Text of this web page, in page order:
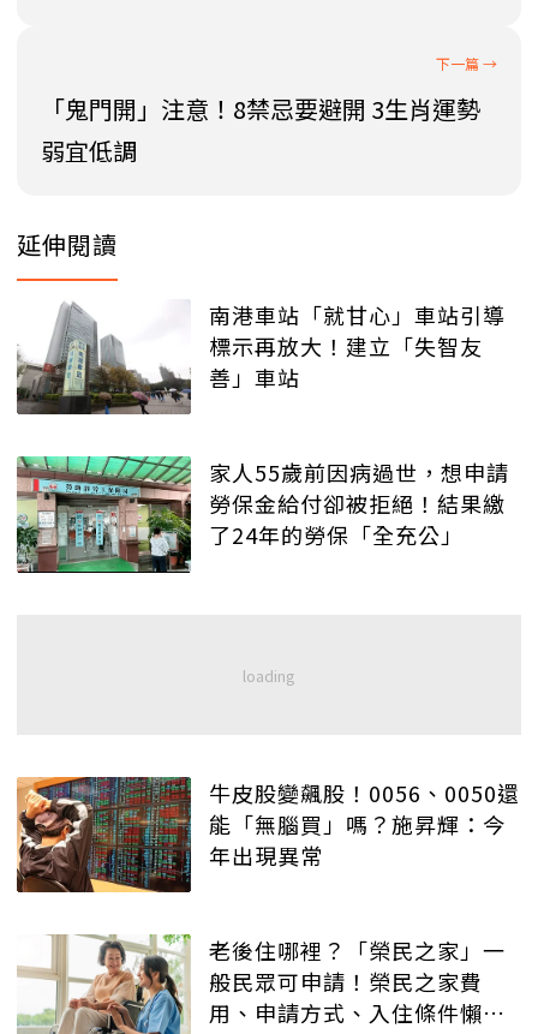
「鬼門開」注意！8禁忌要避開 3生肖運勢
弱宜低調
延伸閱讀
南港車站「就甘心」車站引導
標示再放大！建立「失智友
善」車站
家人55歲前因病過世，想申請
勞保金給付卻被拒絕！結果繳
了24年的勞保「全充公」
牛皮股變飆股！0056、0050還
能「無腦買」嗎？施昇輝：今
年出現異常
老後住哪裡？「榮民之家」一
般民眾可申請！榮民之家費
用、申請方式、入住條件懶人